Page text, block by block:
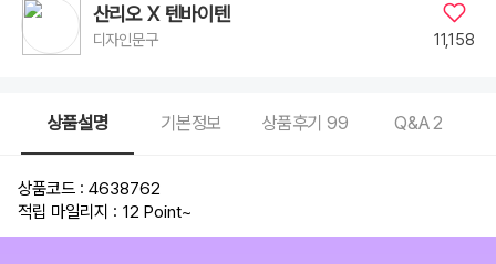
산리오 X 텐바이텐
디자인문구 11,158
상품설명 기본정보 상품후기99 Q&A2
상품코드 : 4638762
적립 마일리지 : 12 Point~